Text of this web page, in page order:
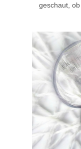
geschaut,